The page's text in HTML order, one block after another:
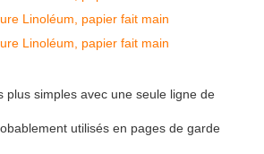
plus simples avec une seule ligne de
utilisés en pages de garde